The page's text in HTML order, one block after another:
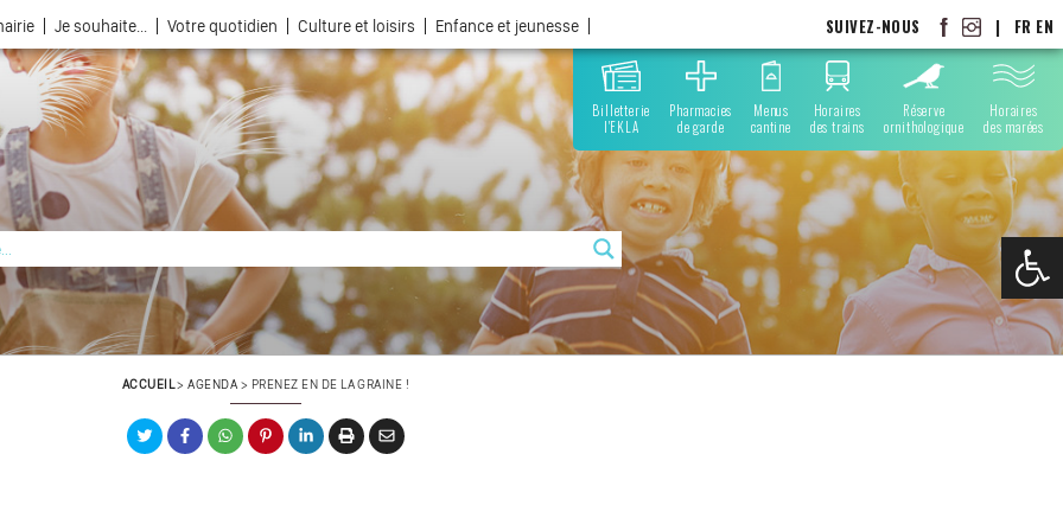
Je souhaite... Votre quotidien Culture et loisirs Enfance et jeunesse SUIVEZ-NOUS | FR EN
Billetterie
l'EKLA
Pharmacies
de garde
Menus
cantine
Horaires
des trains
Réserve
ornithologique
Horaires
des marées
ACCUEIL>AGENDA > PRENEZ EN DE LA GRAINE !
Ouvrir